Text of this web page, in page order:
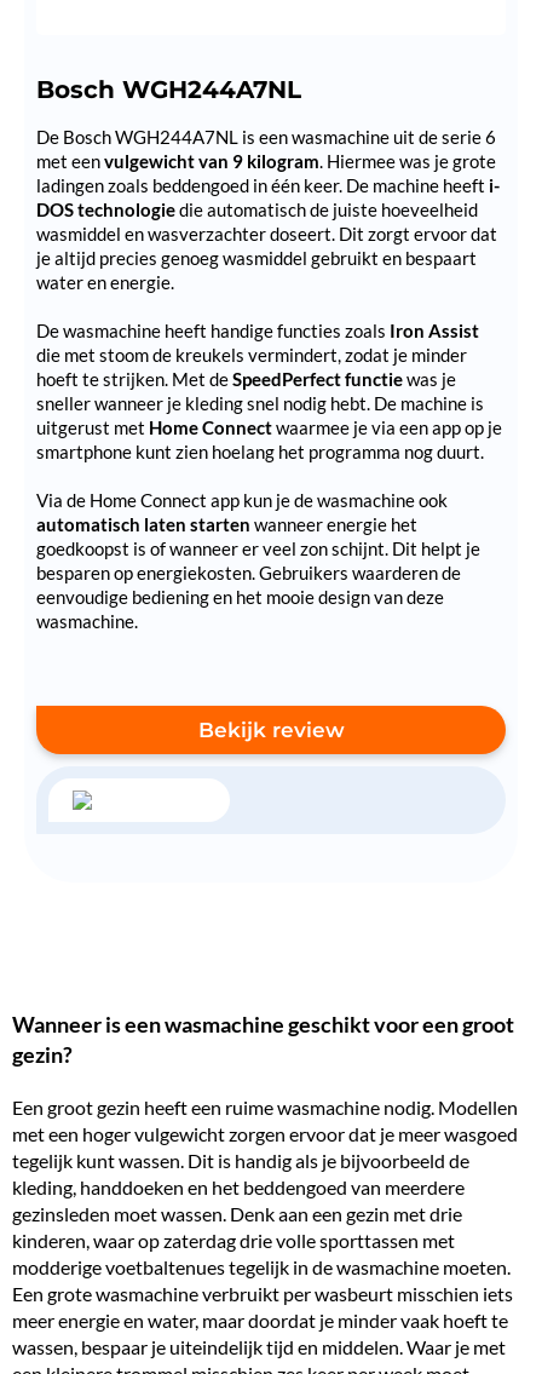
Bosch WGH244A7NL
De Bosch WGH244A7NL is een wasmachine uit de serie 6
met eenvulgewicht van 9 kilogram. Hiermee was je grote
ladingen zoals beddengoed in één keer. De machine heeft i-
DOS technologiedie automatisch de juiste hoeveelheid
wasmiddel en wasverzachter doseert. Dit zorgt ervoor dat
je altijd precies genoeg wasmiddel gebruikt en bespaart
water en energie.
De wasmachine heeft handige functies zoals Iron Assist
die met stoom de kreukels vermindert, zodat je minder
hoeft te strijken. Met deSpeedPerfect functiewas je
sneller wanneer je kleding snel nodig hebt. De machine is
uitgerust met Home Connectwaarmee je via een app op je
smartphone kunt zien hoelang het programma nog duurt.
Via de Home Connect app kun je de wasmachine ook
automatisch laten starten wanneer energie het
goedkoopst is of wanneer er veel zon schijnt. Dit helpt je
besparen op energiekosten. Gebruikers waarderen de
eenvoudige bediening en het mooie design van deze
wasmachine.
Bekijk review
Wanneer is een wasmachine geschikt voor een groot
gezin?
Een groot gezin heeft een ruime wasmachine nodig. Modellen
met een hoger vulgewicht zorgen ervoor dat je meer wasgoed
tegelijk kunt wassen. Dit is handig als je bijvoorbeeld de
kleding, handdoeken en het beddengoed van meerdere
gezinsleden moet wassen. Denk aan een gezin met drie
kinderen, waar op zaterdag drie volle sporttassen met
modderige voetbaltenues tegelijk in de wasmachine moeten.
Een grote wasmachineverbruikt per wasbeurt misschien iets
meer energie en water, maar doordat je minder vaak hoeft te
wassen, bespaar je uiteindelijk tijd en middelen. Waar je met